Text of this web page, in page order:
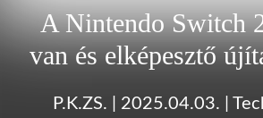
A Nintendo Switch
van és elképesztő
P.K.ZS. 2025.04.03.